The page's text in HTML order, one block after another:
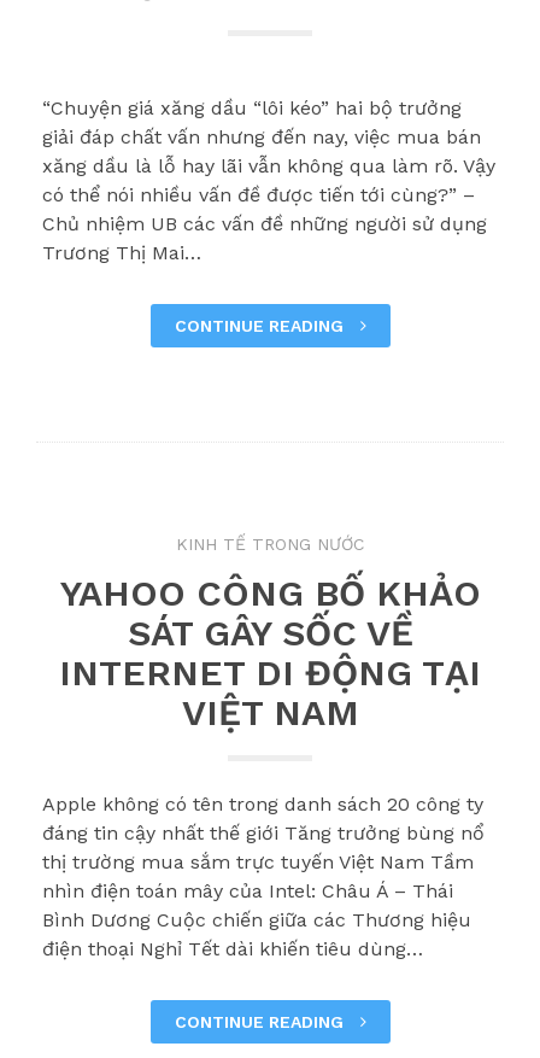
“Chuyện giá xăng dầu “lôi kéo” hai bộ trưởng
giải đáp chất vấn nhưng đến nay, việc mua bán
xăng dầu là lỗ hay lãi vẫn không qua làm rõ. Vậy
có thể nói nhiều vấn đề được tiến tới cùng?” –
Chủ nhiệm UB các vấn đề những người sử dụng
Trương Thị Mai…
CONTINUE READING
KINH TẾ TRONG NƯỚC
YAHOO CÔNG BỐ KHẢO
SÁT GÂY SỐC VỀ
INTERNET DI ĐỘNG TẠI
VIỆT NAM
Apple không có tên trong danh sách 20 công ty
đáng tin cậy nhất thế giới Tăng trưởng bùng nổ
thị trường mua sắm trực tuyến Việt Nam Tầm
nhìn điện toán mây của Intel: Châu Á – Thái
Bình Dương Cuộc chiến giữa các Thương hiệu
điện thoại Nghỉ Tết dài khiến tiêu dùng…
CONTINUE READING